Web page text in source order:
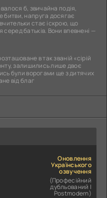
б, звичайна подія,
битви, напруга досягає
стає іскрою, що
батьків. Вони впевнені —
в так званій «сірій
залишились лише двоє
були ворогами ще з дитячих
від благ
Оновлення
Українського
озвучення
(Професійний
дубльований |
Postmodern)